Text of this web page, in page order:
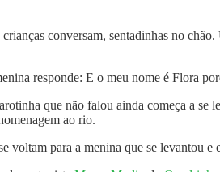
conversam, sentadinhas no
responde: E o meu nome é Flora
que não falou ainda começa a se
ao rio.
voltam para a menina que se levantou